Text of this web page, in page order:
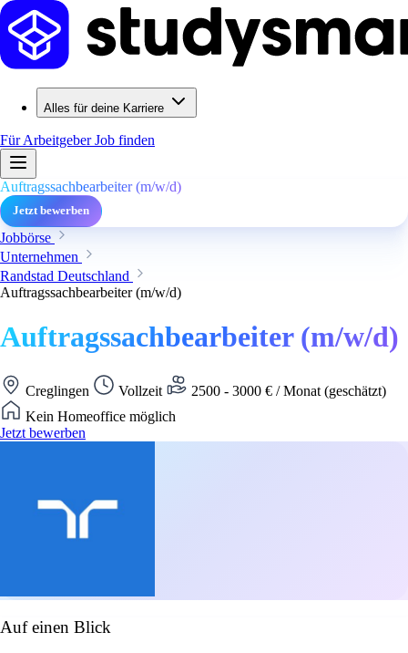
Alles für deine Karriere
Für ArbeitgeberJob finden
Auftragssachbearbeiter (m/w/d)
Jetzt bewerben
Jobbörse
Unternehmen
Randstad Deutschland
Auftragssachbearbeiter (m/w/d)
Auftragssachbearbeiter (m/w/d)
Creglingen Vollzeit
2500 - 3000 € / Monat (geschätzt)
Kein Homeoffice möglich
Jetzt bewerben
Auf einen Blick